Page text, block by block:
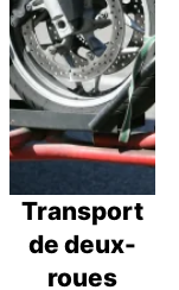
Transport
de deux-
roues